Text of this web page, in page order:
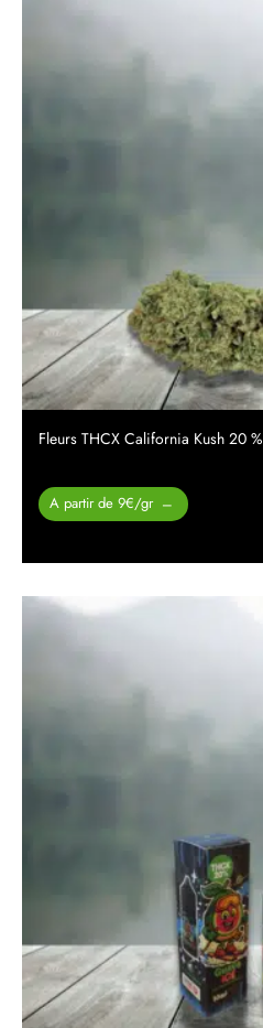
Fleurs THCX California Kush 20 %
A partir de 9€/gr –
Plage de
prix :
à